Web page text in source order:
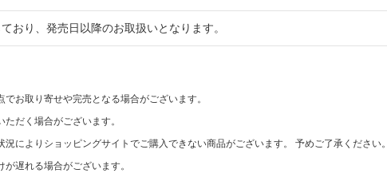
おり、発売日以降のお取扱いとなります。
お取り寄せや完売となる場合がございます。
だく場合がございます。
によりショッピングサイトでご購入できない商品がございます。 予めご了承ください。
遅れる場合がございます。